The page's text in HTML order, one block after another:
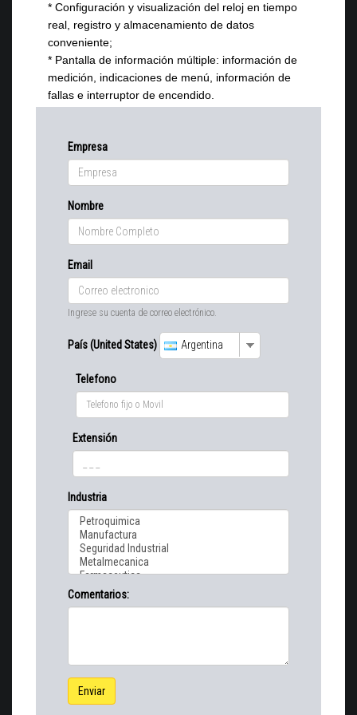
* Configuración y visualización del reloj en tiempo
real, registro y almacenamiento de datos
conveniente;
* Pantalla de información múltiple: información de
medición, indicaciones de menú, información de
fallas e interruptor de encendido.
Empresa
Nombre
Email
Ingrese su cuenta de correo electrónico.
País (United States) Argentina
Telefono
Extensión
Industria
Comentarios:
Enviar